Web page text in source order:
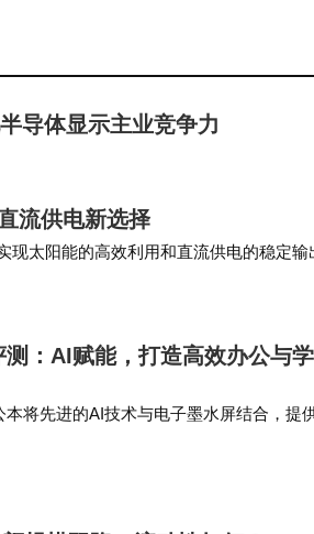
。
至尊版作为降维打击的旗舰，主
Turbo 5 Max的索尼LYT-600（1/
准了续航焦虑人群，以“耐用”与
因“买新不买旧”的心理与续航
身需求：是渴望一台能带来激情
要。
导体显示主业竞争力
流供电新选择
太阳能的高效利用和直流供电的稳定输
时间。 新能源发电：在太阳能和风能…
：AI赋能，打造高效办公与
将先进的AI技术与电子墨水屏结合，提
无论是职场…